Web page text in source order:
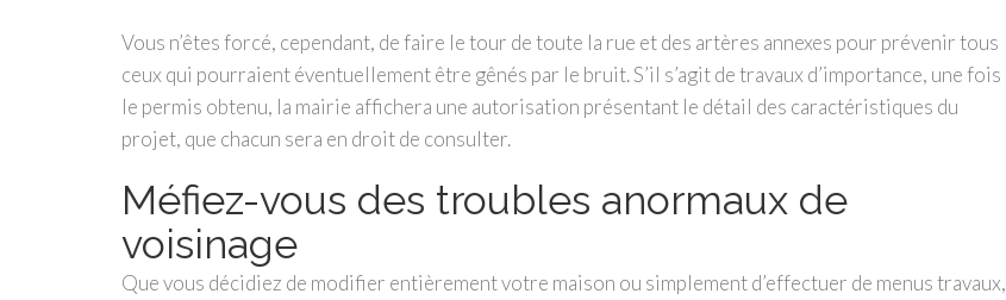
Vous n’êtes forcé, cependant, de faire le tour de toute la rue et des artères annexes pour prévenir tous
ceux qui pourraient éventuellement être gênés par le bruit. S’il s’agit de travaux d’importance, une fois
le permis obtenu, la mairie affichera une autorisation présentant le détail des caractéristiques du
projet, que chacun sera en droit de consulter.
Méfiez-vous des troubles anormaux de
voisinage
Que vous décidiez de modifier entièrement votre maison ou simplement d’effectuer de menus travaux,